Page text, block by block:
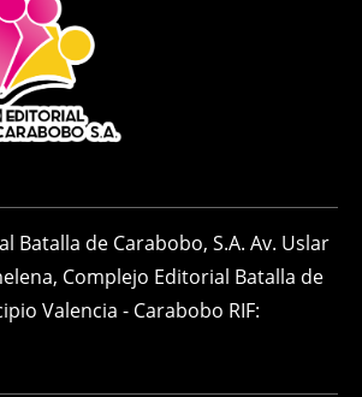
Batalla de Carabobo, S.A. Av. Uslar
Complejo Editorial Batalla de
Valencia - Carabobo RIF: